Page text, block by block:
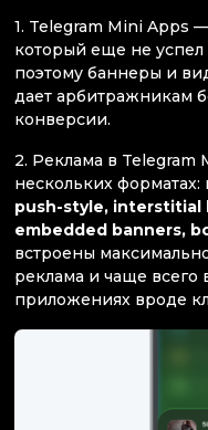
1. Telegram Mini Apps —
который еще не успел
поэтому баннеры и
дает арбитражникам
конверсии.
2. Реклама в Telegram
нескольких
push-style, interstitial
embedded banners,
встроены
реклама и чаще всего
приложениях вроде